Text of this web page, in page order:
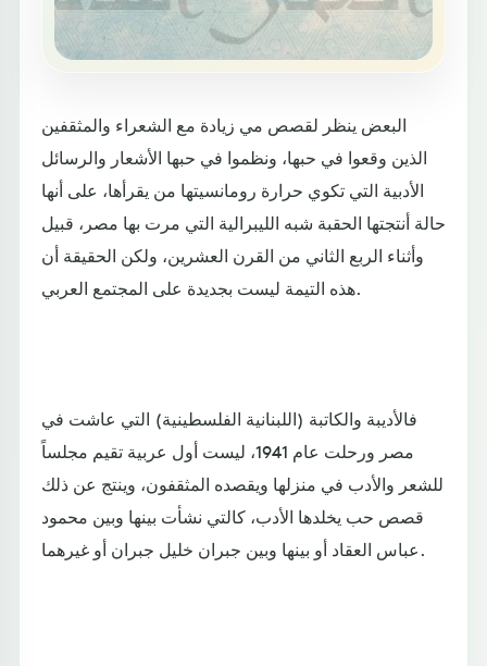
البعض ينظر لقصص مي زيادة مع الشعراء والمثقفين
الذين وقعوا في حبها، ونظموا في حبها الأشعار والرسائل
الأدبية التي تكوي حرارة رومانسيتها من يقرأها، على أنها
حالة أنتجتها الحقبة شبه الليبرالية التي مرت بها مصر، قبيل
وأثناء الربع الثاني من القرن العشرين، ولكن الحقيقة أن
هذه التيمة ليست بجديدة على المجتمع العربي.
فالأديبة والكاتبة (اللبنانية الفلسطينية) التي عاشت في
مصر ورحلت عام 1941، ليست أول عربية تقيم مجلساً
للشعر والأدب في منزلها ويقصده المثقفون، وينتج عن ذلك
قصص حب يخلدها الأدب، كالتي نشأت بينها وبين محمود
عباس العقاد أو بينها وبين جبران خليل جبران أو غيرهما.